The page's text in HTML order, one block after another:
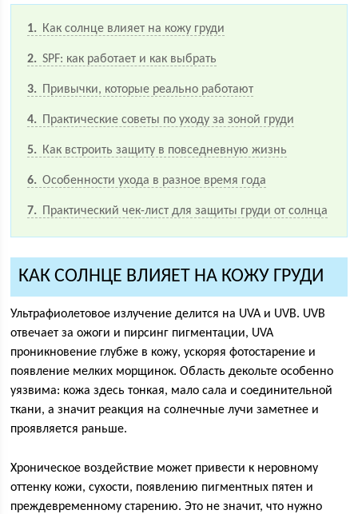
1 Как солнце влияет на кожу груди
2 SPF: как работает и как выбрать
3 Привычки, которые реально работают
4 Практические советы по уходу за зоной груди
5 Как встроить защиту в повседневную жизнь
6 Особенности ухода в разное время года
7 Практический чек-лист для защиты груди от солнца
КАК СОЛНЦЕ ВЛИЯЕТ НА КОЖУ ГРУДИ
Ультрафиолетовое излучение делится на UVA и UVB. UVB
отвечает за ожоги и пирсинг пигментации, UVA
проникновение глубже в кожу, ускоряя фотостарение и
появление мелких морщинок. Область декольте особенно
уязвима: кожа здесь тонкая, мало сала и соединительной
ткани, а значит реакция на солнечные лучи заметнее и
проявляется раньше.
Хроническое воздействие может привести к неровному
оттенку кожи, сухости, появлению пигментных пятен и
преждевременному старению. Это не значит, что нужно